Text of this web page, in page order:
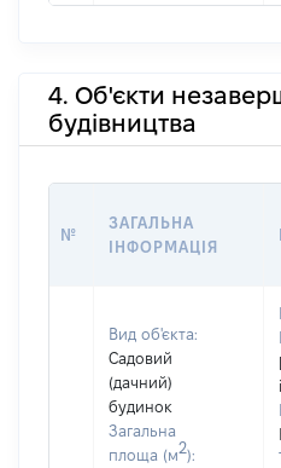
4. Об'єкти
будівництва
№
ЗАГАЛЬНА
ІНФОРМАЦІЯ
Вид об'єкта:
Садовий
(дачний)
будинок
Загальна
площа (м2):